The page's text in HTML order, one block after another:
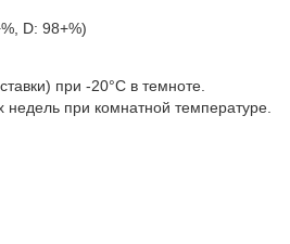
D: 98+%)
при -20°C в темноте.
недель при комнатной температуре.